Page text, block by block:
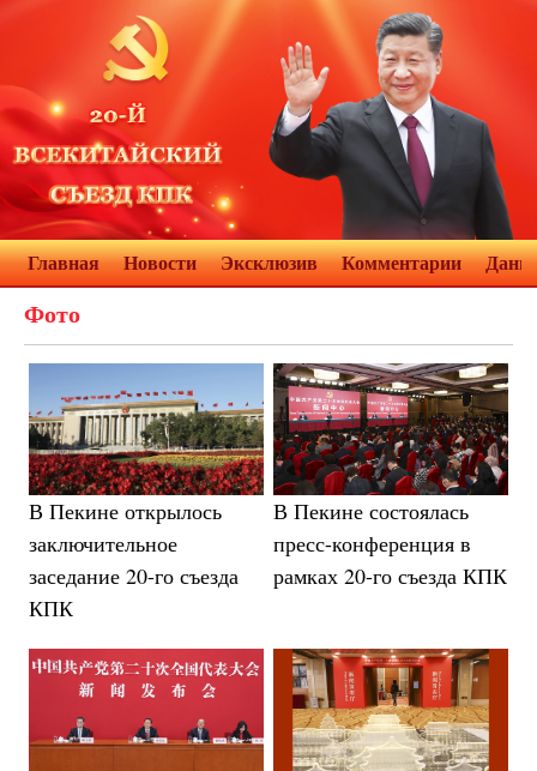
Главная Новости Эксклюзив Комментарии
Фото
В Пекине открылось
заключительное
заседание 20-го съезда
КПК
В Пекине состоялась
пресс-конференция в
рамках 20-го съезда КПК